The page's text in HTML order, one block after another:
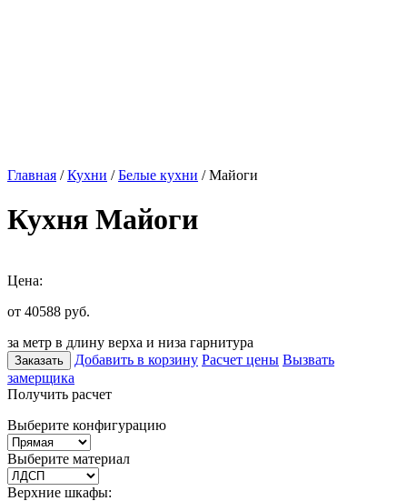
Главная /Кухни /Белые кухни / Майоги
Кухня Майоги
Цена:
от 40588 руб.
за метр в длину верха и низа гарнитура
Заказать Добавить в корзину Расчет цены Вызвать
замерщика
Получить расчет
Выберите конфигурацию
Выберите материал
Верхние шкафы: